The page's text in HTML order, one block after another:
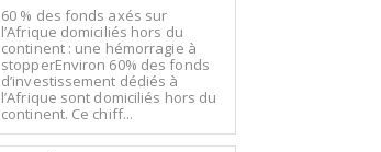
60 % des fonds axés sur
l’Afrique domiciliés hors du
continent : une hémorragie à
stopperEnviron 60% des fonds
d’investissement dédiés à
l’Afrique sont domiciliés hors du
continent. Ce chiff...